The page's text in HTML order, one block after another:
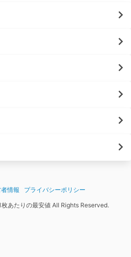
情報
プライバシーポリシー
あたりの最安値 All Rights Reserved.